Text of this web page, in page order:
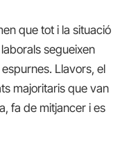
que tot i la situació
segueixen
Llavors, el
majoritaris que van
fa de mitjancer i es